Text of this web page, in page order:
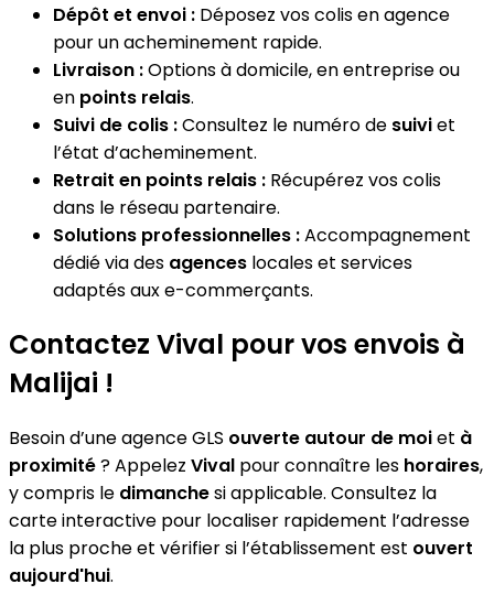
Dépôt et envoi : Déposez vos colis en agence
pour un acheminement rapide.
Livraison :Options à domicile, en entreprise ou
en points relais.
Suivi de colis :Consultez le numéro de suiviet
l’état d’acheminement.
Retrait en points relais : Récupérez vos colis
dans le réseau partenaire.
Solutions professionnelles :Accompagnement
dédié via des agences locales et services
adaptés aux e-commerçants.
Contactez Vival pour vos envois à
Malijai !
Besoin d’une agence GLS ouverte autour de moiet à
proximité? Appelez Vival pour connaître les horaires,
y compris le dimanchesi applicable. Consultez la
carte interactive pour localiser rapidement l’adresse
la plus proche et vérifier si l’établissement est ouvert
aujourd'hui.